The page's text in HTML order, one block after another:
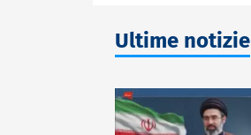
Ultime notizie